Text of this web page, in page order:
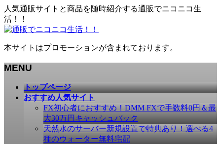
人気通販サイトと商品を随時紹介する通販でニコニコ生
活！！
本サイトはプロモーションが含まれております。
MENU
トップページ
おすすめ人気サイト
FX初心者におすすめ！DMM FXで手数料0円＆最
大30万円キャッシュバック
天然水のサーバー新規設置で特典あり！選べる4
種のウォーター無料宅配